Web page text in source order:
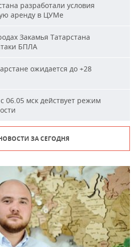
разработали условия
аренду в ЦУМе
Закамья Татарстана
БПЛА
ожидается до +28
06.05 мск действует режим
ЗА СЕГОДНЯ